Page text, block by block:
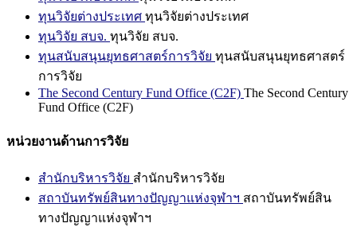
ทุนวิจัยต่างประเทศ ทุนวิจัยต่างประเทศ
ทุนวิจัย สบจ. ทุนวิจัย สบจ.
ทุนสนับสนุนยุทธศาสตร์การวิจัย ทุนสนับสนุนยุทธศาสตร์
การวิจัย
The Second Century Fund Office (C2F) The Second Century
Fund Office (C2F)
หน่วยงานด้านการวิจัย
สำนักบริหารวิจัย สำนักบริหารวิจัย
สถาบันทรัพย์สินทางปัญญาแห่งจุฬาฯ สถาบันทรัพย์สิน
ทางปัญญาแห่งจุฬาฯ